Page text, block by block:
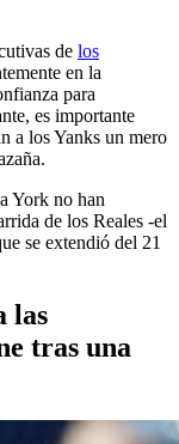
de los
en la
para
es importante
a los Yanks un mero
York no han
de los Reales -el
se extendió del 21
las
tras una